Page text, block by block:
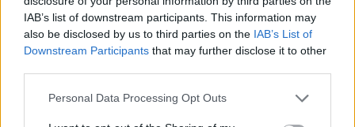
IAB’s list of downstream participants. This information may
also be disclosed by us to third parties on the IAB’s List of
Downstream Participants that may further disclose it to other
Personal Data Processing Opt Outs
SIPARIETTO COVID
Fabio Fazio lancia il reality del
spacca i social